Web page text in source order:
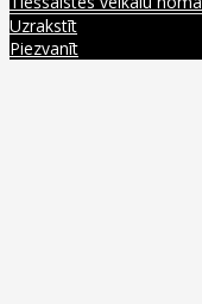
Uzrakstīt
Piezvanīt